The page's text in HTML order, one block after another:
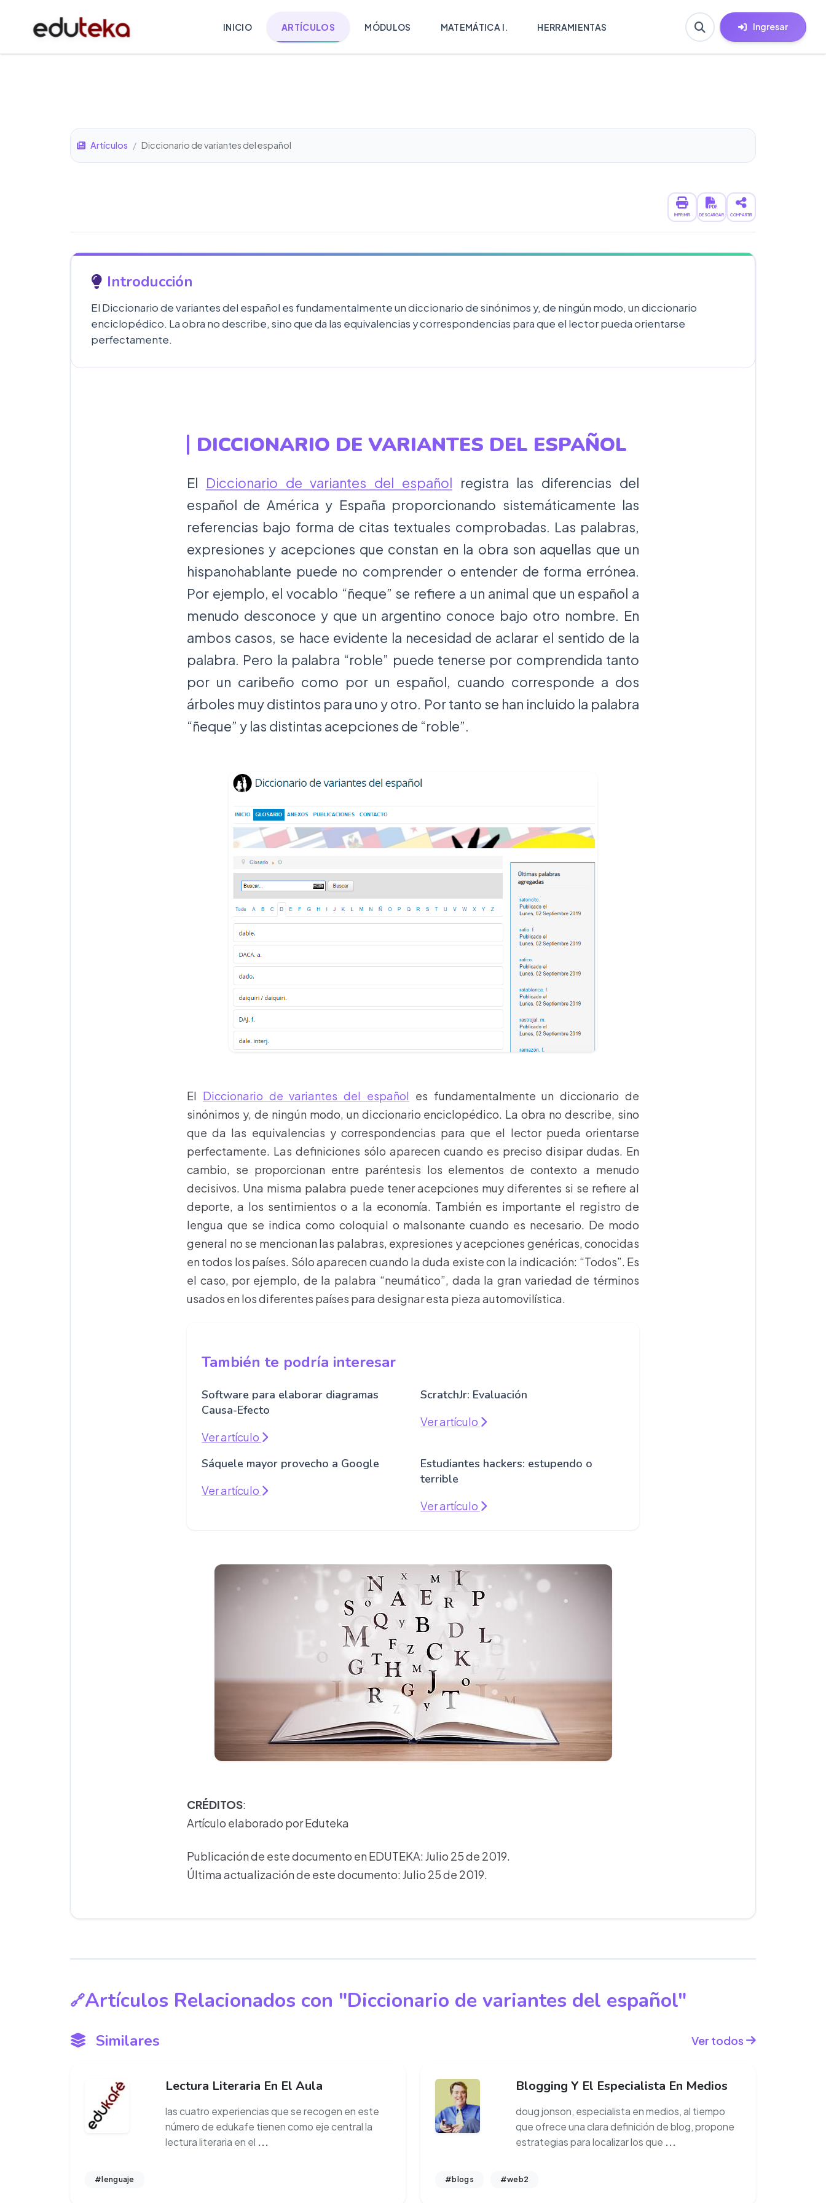
INICIO ARTÍCULOS MÓDULOS MATEMÁTICA I. HERRAMIENTAS Ingresar
Artículos / Diccionario de variantes del español
IMPRIMIR DESCARGAR COMPARTIR
Introducción
El Diccionario de variantes del español es fundamentalmente un diccionario de sinónimos y, de ningún modo, un diccionario
enciclopédico. La obra no describe, sino que da las equivalencias y correspondencias para que el lector pueda orientarse
perfectamente.
DICCIONARIO DE VARIANTES DEL ESPAÑOL
El Diccionario de variantes del español registra las diferencias del
español de América y España proporcionando sistemáticamente las
referencias bajo forma de citas textuales comprobadas. Las palabras,
expresiones y acepciones que constan en la obra son aquellas que un
hispanohablante puede no comprender o entender de forma errónea.
Por ejemplo, el vocablo “ñeque” se refiere a un animal que un español a
menudo desconoce y que un argentino conoce bajo otro nombre. En
ambos casos, se hace evidente la necesidad de aclarar el sentido de la
palabra. Pero la palabra “roble” puede tenerse por comprendida tanto
por un caribeño como por un español, cuando corresponde a dos
árboles muy distintos para uno y otro. Por tanto se han incluido la palabra
“ñeque” y las distintas acepciones de “roble”.
El Diccionario de variantes del español es fundamentalmente un diccionario de
sinónimos y, de ningún modo, un diccionario enciclopédico. La obra no describe, sino
que da las equivalencias y correspondencias para que el lector pueda orientarse
perfectamente. Las definiciones sólo aparecen cuando es preciso disipar dudas. En
cambio, se proporcionan entre paréntesis los elementos de contexto a menudo
decisivos. Una misma palabra puede tener acepciones muy diferentes si se refiere al
deporte, a los sentimientos o a la economía. También es importante el registro de
lengua que se indica como coloquial o malsonante cuando es necesario. De modo
general no se mencionan las palabras, expresiones y acepciones genéricas, conocidas
en todos los países. Sólo aparecen cuando la duda existe con la indicación: “Todos”. Es
el caso, por ejemplo, de la palabra “neumático”, dada la gran variedad de términos
usados en los diferentes países para designar esta pieza automovilística.
También te podría interesar
Software para elaborar diagramas
Causa-Efecto
Ver artículo
ScratchJr: Evaluación
Ver artículo
Sáquele mayor provecho a Google
Ver artículo
Estudiantes hackers: estupendo o
terrible
Ver artículo
CRÉDITOS:
Artículo elaborado por Eduteka
Publicación de este documento en EDUTEKA: Julio 25 de 2019.
Última actualización de este documento: Julio 25 de 2019.
Artículos Relacionados con "Diccionario de variantes del español"
Similares Ver todos
Lectura Literaria En El Aula
las cuatro experiencias que se recogen en este
número de edukafe tienen como eje central la
lectura literaria en el ...
#lenguaje
Blogging Y El Especialista En Medios
doug jonson, especialista en medios, al tiempo
que ofrece una clara definición de blog, propone
estrategias para localizar los que ...
#blogs #web2